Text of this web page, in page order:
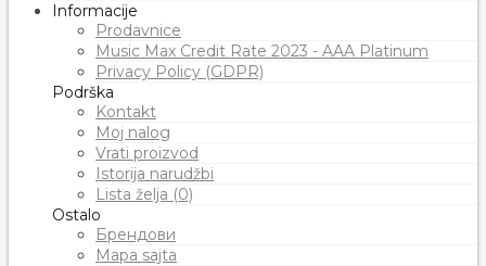
Informacije
Prodavnice
Music Max Credit Rate 2023 - AAA Platinum
Privacy Policy (GDPR)
Podrška
Kontakt
Moj nalog
Vrati proizvod
Istorija narudžbi
Lista želja (0)
Ostalo
Брендови
Mapa sajta